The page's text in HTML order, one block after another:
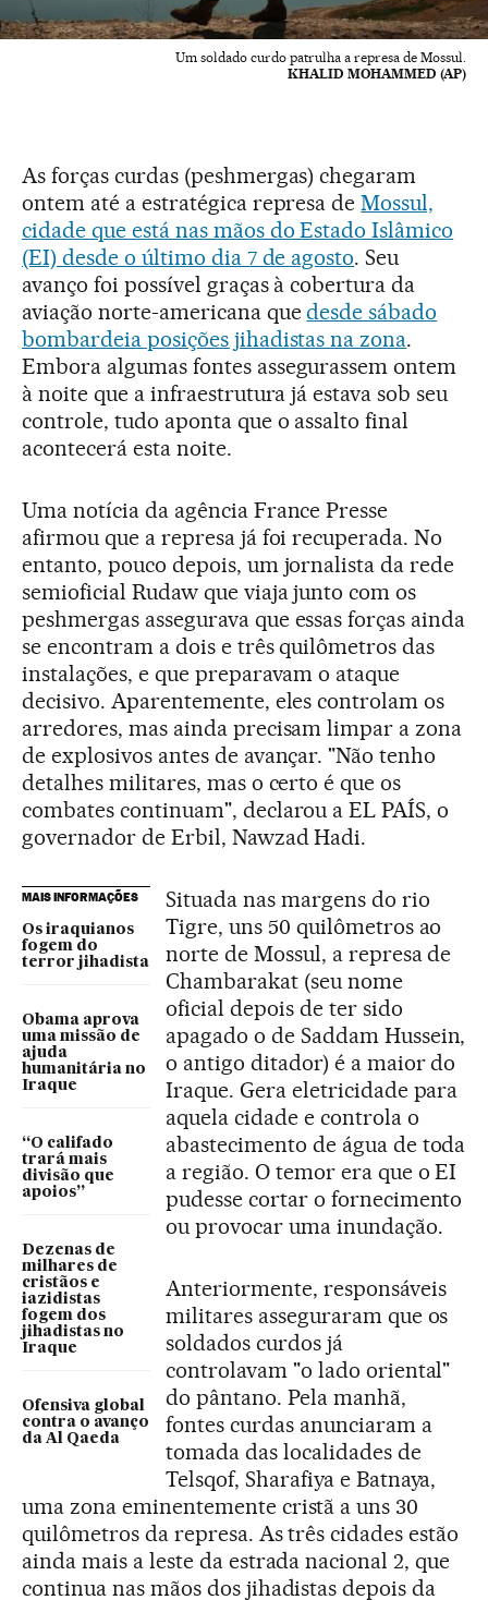
Um soldado curdo patrulha a represa de Mossul.
KHALID MOHAMMED (AP)
As forças curdas (peshmergas) chegaram
ontem até a estratégica represa deMossul,
cidade que está nas mãos do Estado Islâmico
(EI) desde o último dia 7 de agosto. Seu
avanço foi possível graças à cobertura da
aviação norte-americana quedesde sábado
bombardeia posições jihadistas na zona.
Embora algumas fontes assegurassem ontem
à noite que a infraestrutura já estava sob seu
controle, tudo aponta que o assalto final
acontecerá esta noite.
Uma notícia da agência France Presse
afirmou que a represa já foi recuperada. No
entanto, pouco depois, um jornalista da rede
semioficial Rudaw que viaja junto com os
peshmergas assegurava que essas forças ainda
se encontram a dois e três quilômetros das
instalações, e que preparavam o ataque
decisivo. Aparentemente, eles controlam os
arredores, mas ainda precisam limpar a zona
de explosivos antes de avançar. "Não tenho
detalhes militares, mas o certo é que os
combates continuam", declarou a EL PAÍS, o
governador de Erbil, Nawzad Hadi.
MAIS INFORMAÇÕES
Os iraquianos
fogem do
terror jihadista
Obama aprova
uma missão de
ajuda
humanitária no
Iraque
“O califado
trará mais
divisão que
apoios”
Dezenas de
milhares de
cristãos e
iazidistas
fogem dos
jihadistas no
Iraque
Ofensiva global
contra o avanço
da Al Qaeda
Situada nas margens do rio
Tigre, uns 50 quilômetros ao
norte de Mossul, a represa de
Chambarakat (seu nome
oficial depois de ter sido
apagado o de Saddam Hussein,
o antigo ditador) é a maior do
Iraque. Gera eletricidade para
aquela cidade e controla o
abastecimento de água de toda
a região. O temor era que o EI
pudesse cortar o fornecimento
ou provocar uma inundação.
Anteriormente, responsáveis
militares asseguraram que os
soldados curdos já
controlavam "o lado oriental"
do pântano. Pela manhã,
fontes curdas anunciaram a
tomada das localidades de
Telsqof, Sharafiya e Batnaya,
uma zona eminentemente cristã a uns 30
quilômetros da represa. As três cidades estão
ainda mais a leste da estrada nacional 2, que
continua nas mãos dos jihadistas depois da